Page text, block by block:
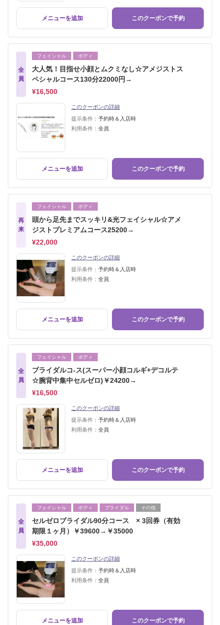
メニューを追加 このクーポンで予約
全
員
フェイシャル ボディ
大人気！目指せ小顔とムクミなし☆アメジストス
ペシャルコース130分22000円→
¥16,500
このクーポンの詳細
提示条件： 予約時＆入店時
利用条件： 全員
メニューを追加 このクーポンで予約
再
来
フェイシャル ボディ
頭から足先までスッキリ&光フェイシャル☆アメ
ジストプレミアムコース25200→
¥22,000
このクーポンの詳細
提示条件： 予約時＆入店時
利用条件： 全員
メニューを追加 このクーポンで予約
全
員
フェイシャル ボディ
ブライダルコ-ス(スーパー小顔コルギ+デコルテ
☆腕背中集中セルゼロ)￥24200→
¥16,500
このクーポンの詳細
提示条件： 予約時＆入店時
利用条件： 全員
メニューを追加 このクーポンで予約
全
員
フェイシャル ボディ ブライダル その他
セルゼロブライダル90分コース × 3回券（有効
期限１ヶ月）￥39600→￥35000
¥35,000
このクーポンの詳細
提示条件： 予約時＆入店時
利用条件： 全員
メニューを追加 このクーポンで予約